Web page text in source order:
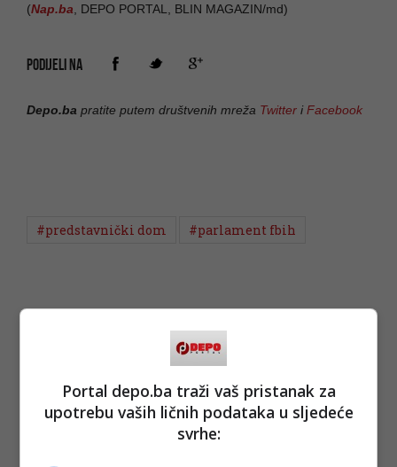
(Nap.ba , DEPO PORTAL, BLIN MAGAZIN/md)
PODIJELI NA
Depo.ba pratite putem društvenih mreža Twitter iFacebook
#predstavnički dom #parlament fbih
Portal depo.ba traži vaš pristanak za
upotrebu vaših ličnih podataka u sljedeće
svrhe: